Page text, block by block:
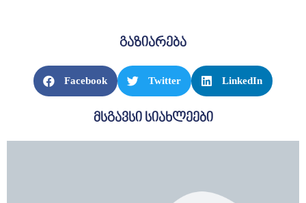
გაზიარება
Facebook Twitter LinkedIn
მსგავსი სიახლეები